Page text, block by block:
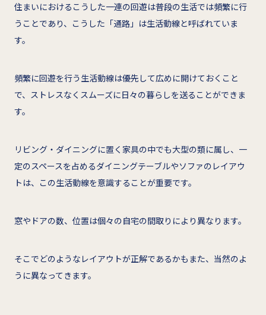
住まいにおけるこうした一連の回遊は普段の生活では頻繁に行
うことであり、こうした「通路」は生活動線と呼ばれていま
す。
頻繁に回遊を行う生活動線は優先して広めに開けておくこと
で、ストレスなくスムーズに日々の暮らしを送ることができま
す。
リビング・ダイニングに置く家具の中でも大型の類に属し、一
定のスペースを占めるダイニングテーブルやソファのレイアウ
トは、この生活動線を意識することが重要です。
窓やドアの数、位置は個々の自宅の間取りにより異なります。
そこでどのようなレイアウトが正解であるかもまた、当然のよ
うに異なってきます。